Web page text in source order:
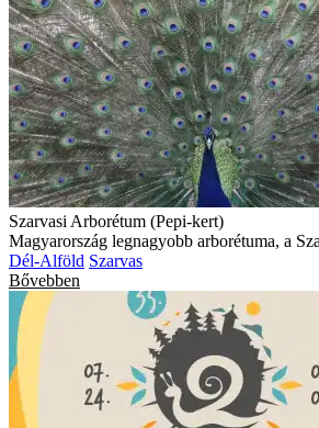
Szarvasi Arborétum (Pepi-kert)
Magyarország legnagyobb arborétuma, a
Dél-Alföld Szarvas
Bővebben